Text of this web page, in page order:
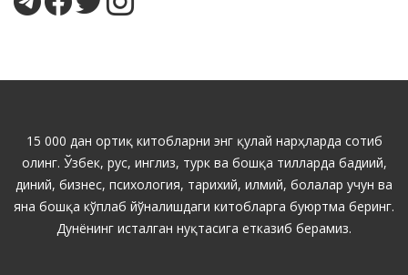
15 000 дан ортиқ китобларни энг қулай нарҳларда сотиб
олинг. Ўзбек, рус, инглиз, турк ва бошқа тилларда бадиий,
диний, бизнес, психология, тарихий, илмий, болалар учун ва
яна бошқа кўплаб йўналишдаги китобларга буюртма беринг.
Дунёнинг исталган нуқтасига етказиб берамиз.